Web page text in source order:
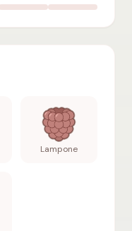
Lampone